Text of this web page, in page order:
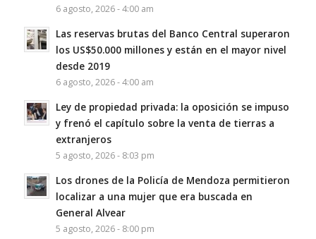
6 agosto, 2026 - 4:00 am
Las reservas brutas del Banco Central superaron
los US$50.000 millones y están en el mayor nivel
desde 2019
6 agosto, 2026 - 4:00 am
Ley de propiedad privada: la oposición se impuso
y frenó el capítulo sobre la venta de tierras a
extranjeros
5 agosto, 2026 - 8:03 pm
Los drones de la Policía de Mendoza permitieron
localizar a una mujer que era buscada en
General Alvear
5 agosto, 2026 - 8:00 pm